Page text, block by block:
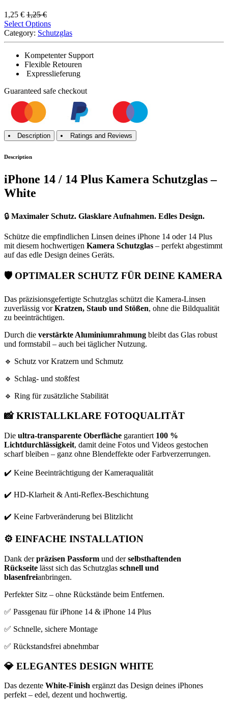
1,25 € 1,25€
Select Options
Category: Schutzglas
Kompetenter Support
Flexible Retouren
Expresslieferung
Guaranteed safe checkout
Description Ratings and Reviews
Description
iPhone 14 / 14 Plus Kamera Schutzglas –
White
🔒 Maximaler Schutz. Glasklare Aufnahmen. Edles Design.
Schütze die empfindlichen Linsen deines iPhone 14 oder 14 Plus
mit diesem hochwertigen Kamera Schutzglas – perfekt abgestimmt
auf das edle Design deines Geräts.
🛡️ OPTIMALER SCHUTZ FÜR DEINE KAMERA
Das präzisionsgefertigte Schutzglas schützt die Kamera-Linsen
zuverlässig vorKratzen, Staub und Stößen, ohne die Bildqualität
zu beeinträchtigen.
Durch die verstärkte Aluminiumrahmung bleibt das Glas robust
und formstabil – auch bei täglicher Nutzung.
🔹 Schutz vor Kratzern und Schmutz
🔹 Schlag- und stoßfest
🔹 Ring für zusätzliche Stabilität
📸KRISTALLKLARE FOTOQUALITÄT
Die ultra-transparente Oberfläche garantiert 100 %
Lichtdurchlässigkeit, damit deine Fotos und Videos gestochen
scharf bleiben – ganz ohne Blendeffekte oder Farbverzerrungen.
✔️ Keine Beeinträchtigung der Kameraqualität
✔️ HD-Klarheit & Anti-Reflex-Beschichtung
✔️ Keine Farbveränderung bei Blitzlicht
⚙️ EINFACHE INSTALLATION
Dank derpräzisen Passform und derselbsthaftenden
Rückseite lässt sich das Schutzglas schnell und
blasenfreianbringen.
Perfekter Sitz – ohne Rückstände beim Entfernen.
✅ Passgenau für iPhone 14 & iPhone 14 Plus
✅ Schnelle, sichere Montage
✅ Rückstandsfrei abnehmbar
💎 ELEGANTES DESIGN WHITE
Das dezente White-Finish ergänzt das Design deines iPhones
perfekt – edel, dezent und hochwertig.